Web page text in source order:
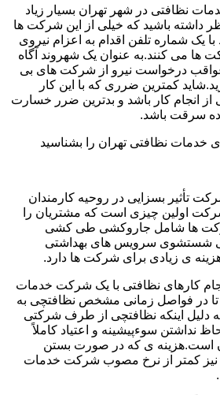
نظافتی در شهر تهران بسیار زیاد
داشته باشید که خیلی از این شرکت ها
یک شماره تلفن اقدام به اعزام نیروی
ها می کنند.به عنوان یک شهروند آگاه
عواقب درخواست نیرو از شرکت های بی
کمترین ضرری که با این کار
از انجام کار باشد و بدترین ضرر خسارت
سرقت باشد.
نظافتی تهران را بشناسید
تأثیر بسزایی در روحیه کارمندان
اولین چیزی است که مشتریان را
ها شامل جاروکشی طی کشی
شستشوی سرویس های بهداشتی
ی زیادی برای شرکت ها دارد.
کارهای نظافتی با یک شرکت خدمات
تا در فواصل زمانی مشخص نظافتچی به
دلیل اینکه نظافتچی از طرف شرکتی
نداشتن سوءپیشینه و اعتیاد کاملاً
است.هزینه ی که در صورت بستن
نیز کمتر از نرخ مصوب شرکت خدمات